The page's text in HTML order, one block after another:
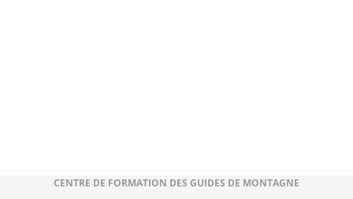
CENTRE DE FORMATION DES GUIDES DE MONTAGNE